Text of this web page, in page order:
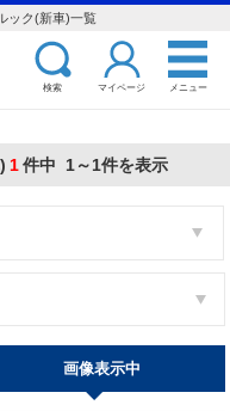
ック(新車)一覧
検索 マイページ メニュー
1件中 1～1件を表示
画像表示中